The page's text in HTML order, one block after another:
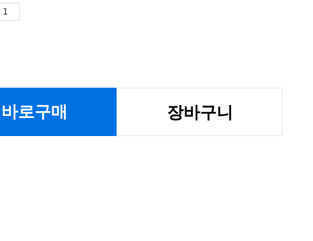
바로구매 장바구니